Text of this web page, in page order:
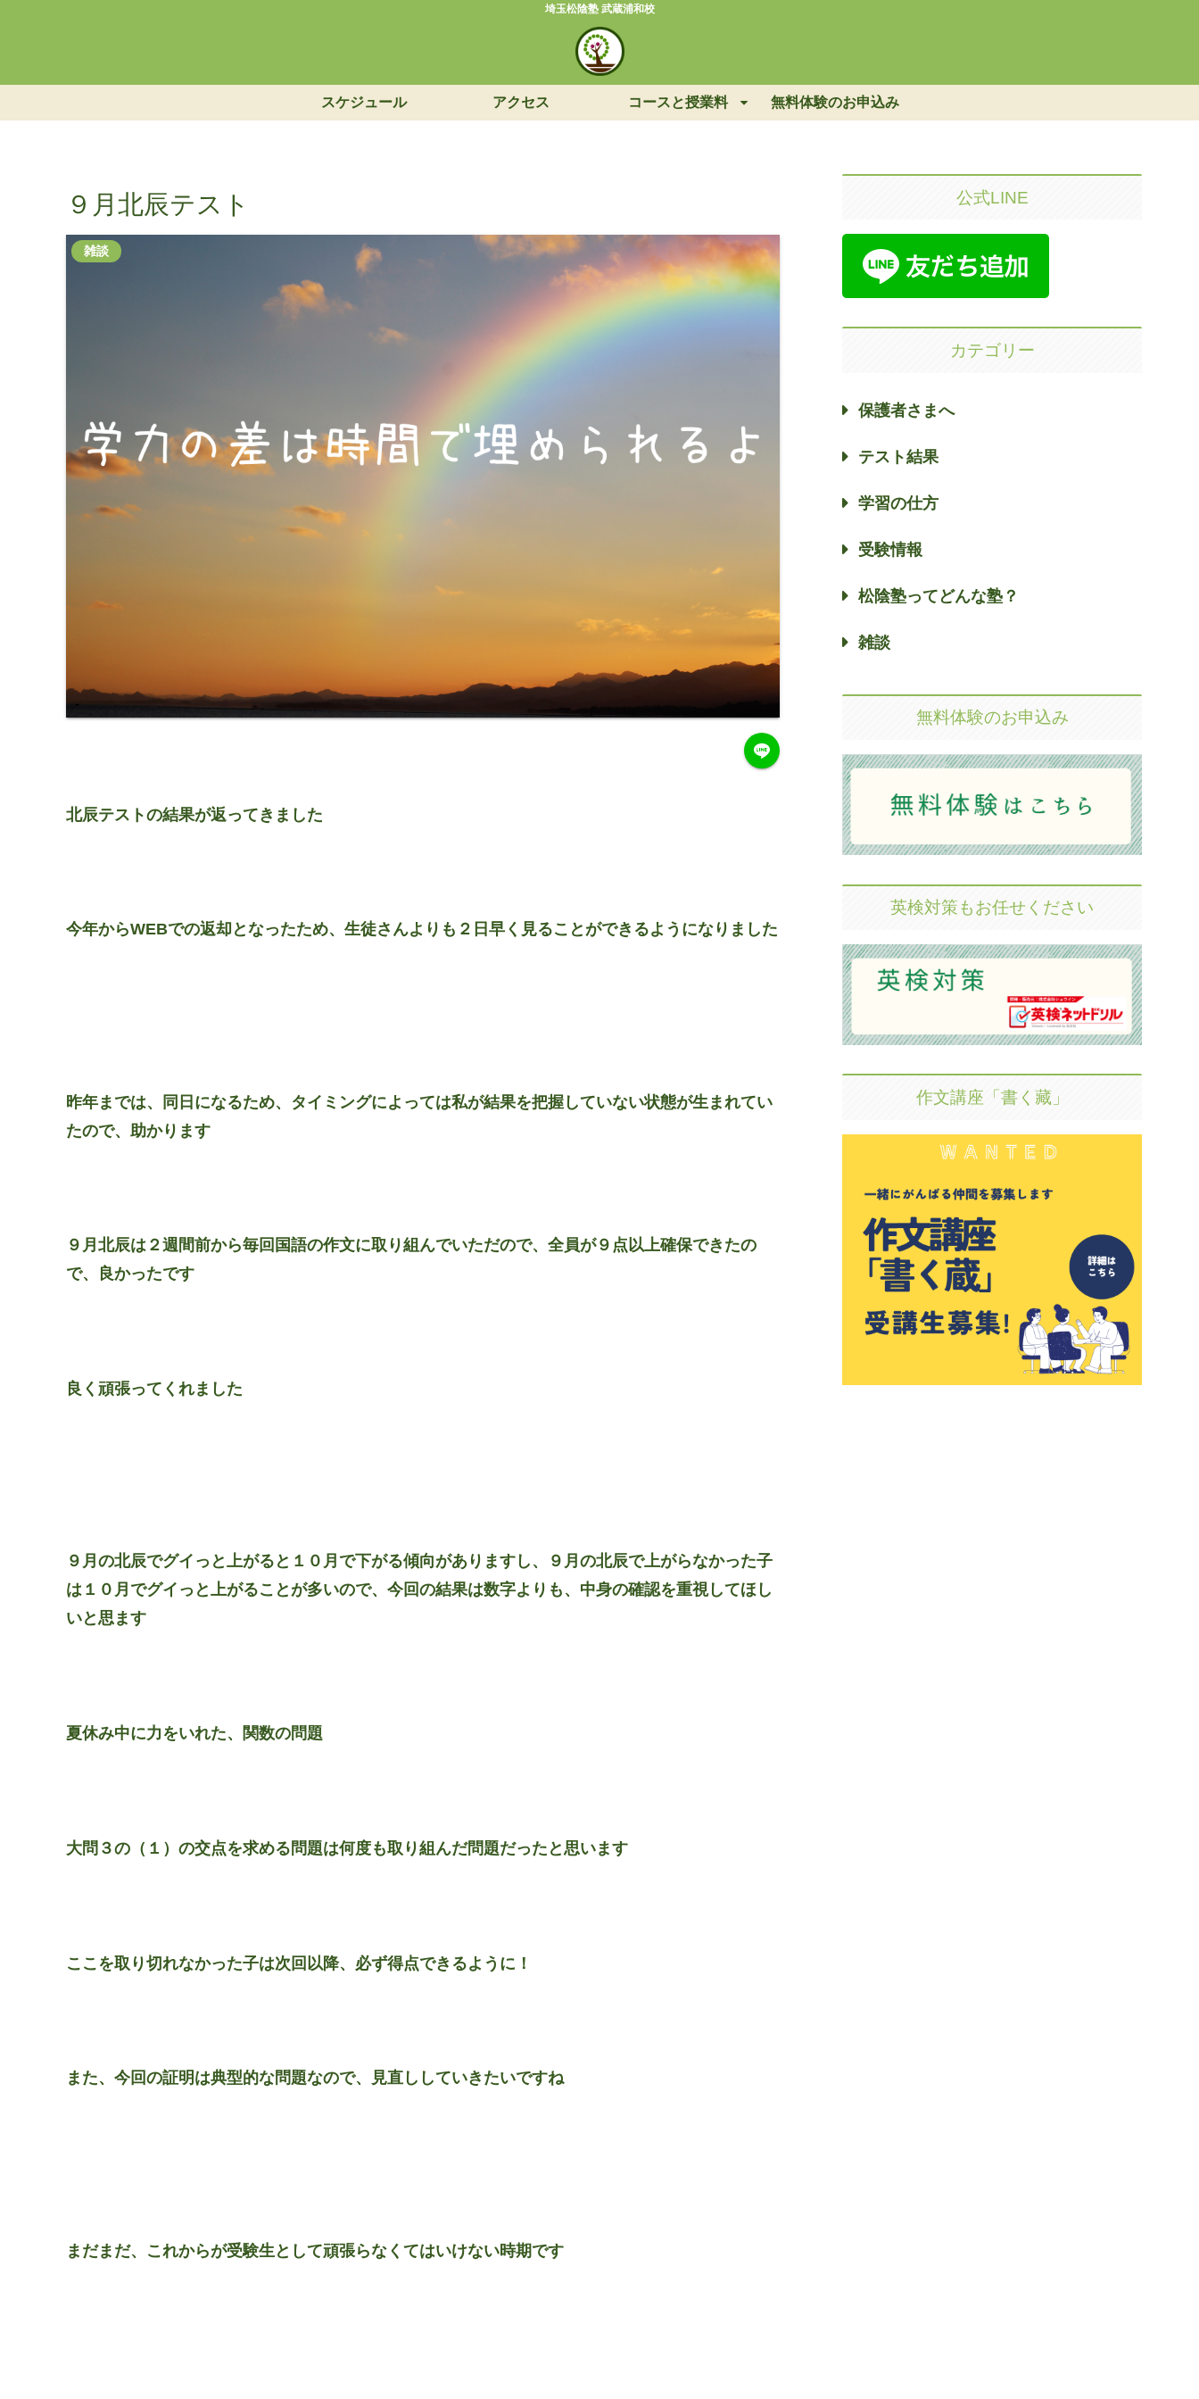
埼玉松陰塾 武蔵浦和校
スケジュール アクセス コースと授業料 無料体験のお申込み
９月北辰テスト
雑談
北辰テストの結果が返ってきました
今年からWEBでの返却となったため、生徒さんよりも２日早く見ることができるようになりました
昨年までは、同日になるため、タイミングによっては私が結果を把握していない状態が生まれてい
たので、助かります
９月北辰は２週間前から毎回国語の作文に取り組んでいただので、全員が９点以上確保できたの
で、良かったです
良く頑張ってくれました
９月の北辰でグイっと上がると１０月で下がる傾向がありますし、９月の北辰で上がらなかった子
は１０月でグイっと上がることが多いので、今回の結果は数字よりも、中身の確認を重視してほし
いと思ます
夏休み中に力をいれた、関数の問題
大問３の（１）の交点を求める問題は何度も取り組んだ問題だったと思います
ここを取り切れなかった子は次回以降、必ず得点できるように！
また、今回の証明は典型的な問題なので、見直ししていきたいですね
まだまだ、これからが受験生として頑張らなくてはいけない時期です
公式LINE
カテゴリー
保護者さまへ
テスト結果
学習の仕方
受験情報
松陰塾ってどんな塾？
雑談
無料体験のお申込み
英検対策もお任せください
作文講座「書く藏」